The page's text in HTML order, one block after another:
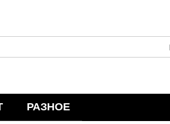
РАЗНОЕ